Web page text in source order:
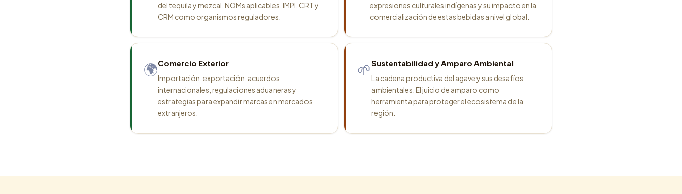
del tequila y mezcal, NOMs aplicables, IMPI, CRT y
CRM como organismos reguladores.
expresiones culturales indígenas y su impacto en la
comercialización de estas bebidas a nivel global.
🌍Comercio Exterior
Importación, exportación, acuerdos
internacionales, regulaciones aduaneras y
estrategias para expandir marcas en mercados
extranjeros.
🌱Sustentabilidad y Amparo Ambiental
La cadena productiva del agave y sus desafíos
ambientales. El juicio de amparo como
herramienta para proteger el ecosistema de la
región.